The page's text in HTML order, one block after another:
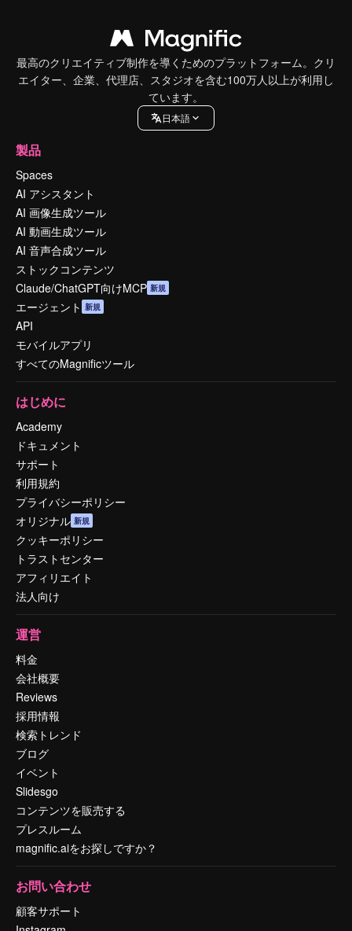
最高のクリエイティブ制作を導くためのプラットフォーム。クリ
エイター、企業、代理店、スタジオを含む100万人以上が利用し
ています。
日本語
製品
Spaces
AI アシスタント
AI 画像生成ツール
AI 動画生成ツール
AI 音声合成ツール
ストックコンテンツ
Claude/ChatGPT向けMCP 新規
エージェント 新規
API
モバイルアプリ
すべてのMagnificツール
はじめに
Academy
ドキュメント
サポート
利用規約
プライバシーポリシー
オリジナル 新規
クッキーポリシー
トラストセンター
アフィリエイト
法人向け
運営
料金
会社概要
Reviews
採用情報
検索トレンド
ブログ
イベント
Slidesgo
コンテンツを販売する
プレスルーム
magnific.aiをお探しですか？
お問い合わせ
顧客サポート